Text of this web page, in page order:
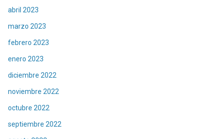
abril 2023
marzo 2023
febrero 2023
enero 2023
diciembre 2022
noviembre 2022
octubre 2022
septiembre 2022